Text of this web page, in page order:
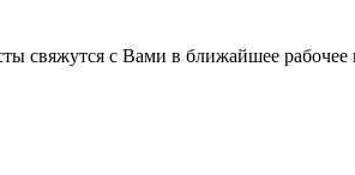
свяжутся с Вами в ближайшее